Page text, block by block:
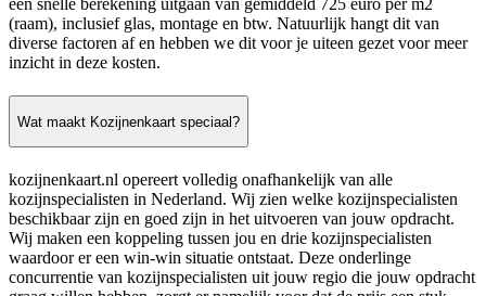
een snelle berekening uitgaan van gemiddeld 725 euro per m2
(raam), inclusief glas, montage en btw. Natuurlijk hangt dit van
diverse factoren af en hebben we dit voor je uiteen gezet voor meer
inzicht in deze kosten.
Wat maakt Kozijnenkaart speciaal?
kozijnenkaart.nl opereert volledig onafhankelijk van alle
kozijnspecialisten in Nederland. Wij zien welke kozijnspecialisten
beschikbaar zijn en goed zijn in het uitvoeren van jouw opdracht.
Wij maken een koppeling tussen jou en drie kozijnspecialisten
waardoor er een win-win situatie ontstaat. Deze onderlinge
concurrentie van kozijnspecialisten uit jouw regio die jouw opdracht